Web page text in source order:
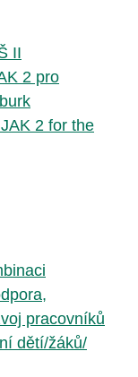
II
2 pro
2 for the
pracovníků
dětí/žáků/